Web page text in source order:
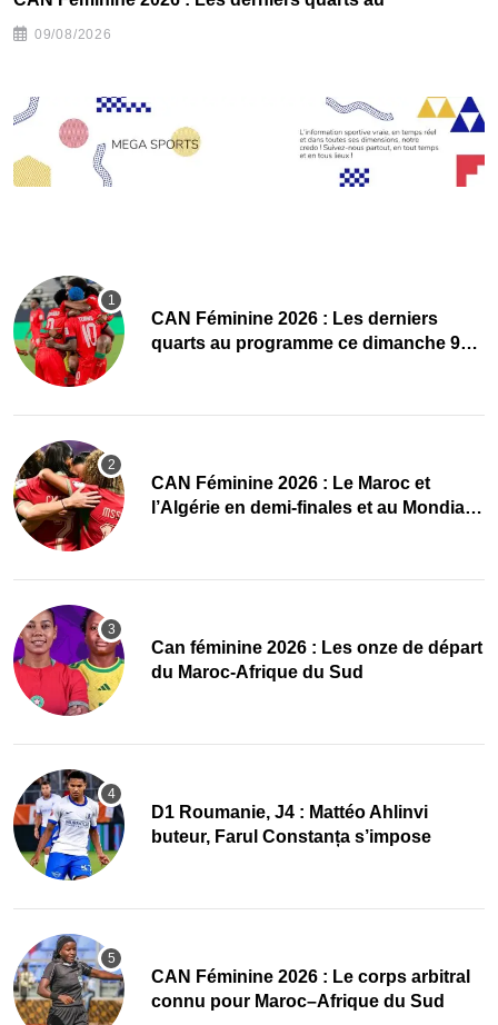
09/08/2026
CAN Féminine 2026 : Les derniers
quarts au programme ce dimanche 9
CAN Féminine 2026 : Le Maroc et
l’Algérie en demi-finales et au Mondial
‎Can féminine 2026 : Les onze de départ
du Maroc-Afrique du Sud
D1 Roumanie, J4 : Mattéo Ahlinvi
buteur, Farul Constanța s’impose
‎CAN Féminine 2026 : Le corps arbitral
connu pour Maroc–Afrique du Sud